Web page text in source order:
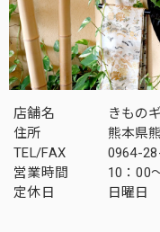
店舗名
きもの
住所
熊本県
TEL/FAX
0964-
営業時間
10：00
定休日
日曜日